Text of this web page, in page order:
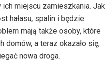
miejscu zamieszkania. Jak
hałasu, spalin i będzie
mają także osoby, które
domów, a teraz okazało się,
nowa droga.